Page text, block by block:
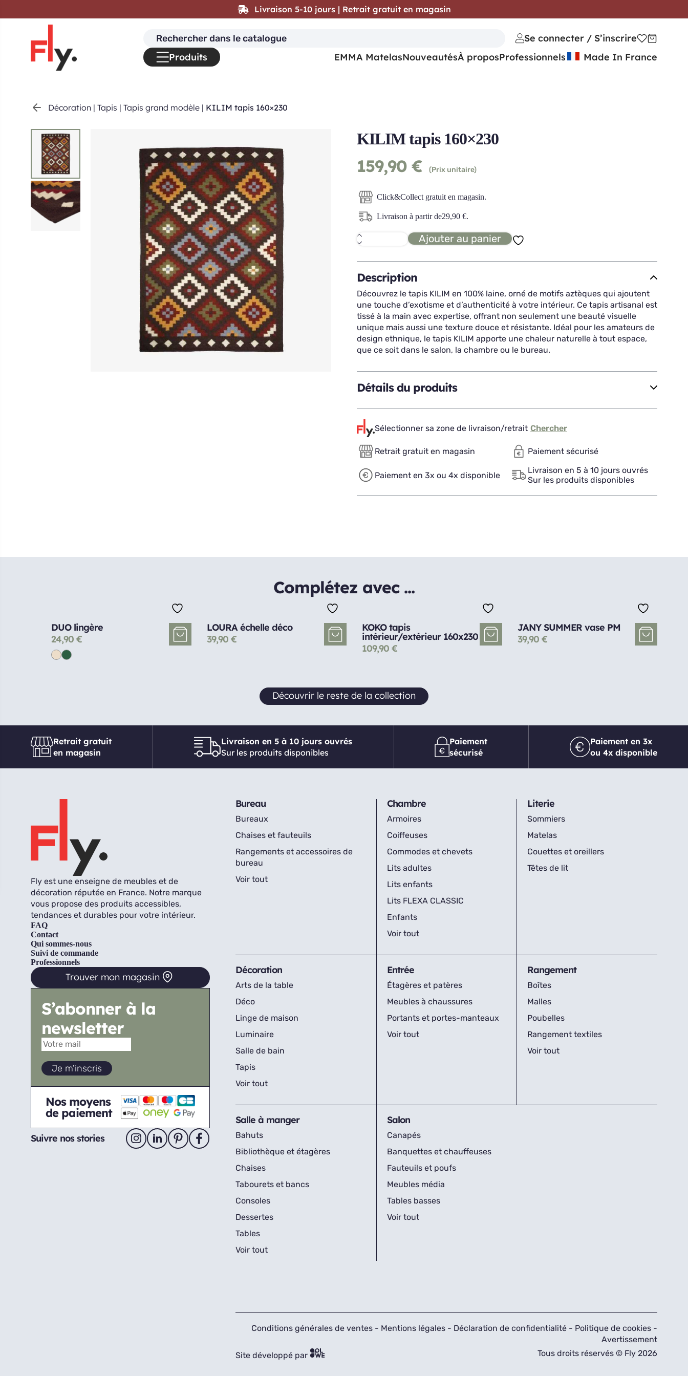
Décoration | Tapis | Tapis grand modèle | KILIM tapis 160×230
KILIM tapis 160×230
159,90 € (Prix unitaire)
Click&Collect gratuit en magasin.
Livraison à partir de29,90 €.
quantité
de
tapis
160x230
Ajouter au panier
Description
Découvrez le tapis KILIM en 100% laine, orné de motifs aztèques qui ajoutent
une touche d’exotisme et d’authenticité à votre intérieur. Ce tapis artisanal est
tissé à la main avec expertise, offrant non seulement une beauté visuelle
unique mais aussi une texture douce et résistante. Idéal pour les amateurs de
design ethnique, le tapis KILIM apporte une chaleur naturelle à tout espace,
que ce soit dans le salon, la chambre ou le bureau.
Détails du produits
Sélectionner sa zone de livraison/retrait Chercher
Retrait gratuit en magasin Paiement sécurisé
Paiement en 3x ou 4x disponible
Livraison en 5 à 10 jours ouvrés
Sur les produits disponibles
Complétez avec ...
DUO lingère
24,90 €
LOURA échelle déco
39,90 €
KOKO tapis
intérieur/extérieur 160x230
109,90 €
JANY SUMMER vase PM
39,90 €
Découvrir le reste de la collection
Retrait gratuit
en magasin
Livraison en 5 à 10 jours ouvrés
Sur les produits disponibles
Paiement
sécurisé
Paiement en 3x
ou 4x disponible
Fly est une enseigne de meubles et de
décoration réputée en France. Notre marque
vous propose des produits accessibles,
tendances et durables pour votre intérieur.
FAQ
Contact
Qui sommes-nous
Suivi de commande
Professionnels
Trouver mon magasin
S’abonner à la
newsletter
Nos moyens
de paiement
Suivre nos stories
Bureau
Bureaux
Chaises et fauteuils
Rangements et accessoires de
bureau
Voir tout
Chambre
Armoires
Coiffeuses
Commodes et chevets
Lits adultes
Lits enfants
Lits FLEXA CLASSIC
Enfants
Voir tout
Literie
Sommiers
Matelas
Couettes et oreillers
Têtes de lit
Décoration
Arts de la table
Déco
Linge de maison
Luminaire
Salle de bain
Tapis
Voir tout
Entrée
Étagères et patères
Meubles à chaussures
Portants et portes-manteaux
Voir tout
Rangement
Boîtes
Malles
Poubelles
Rangement textiles
Voir tout
Salle à manger
Bahuts
Bibliothèque et étagères
Chaises
Tabourets et bancs
Consoles
Dessertes
Tables
Voir tout
Salon
Canapés
Banquettes et chauffeuses
Fauteuils et poufs
Meubles média
Tables basses
Voir tout
Conditions générales de ventes - Mentions légales - Déclaration de confidentialité - Politique de cookies -
Avertissement
Site développé par
Tous droits réservés © Fly 2026
Livraison 5-10 jours | Retrait gratuit en magasin
Search
for:
Se connecter / S’inscrire
Produits
EMMA MatelasNouveautésÀ proposProfessionnels Made In France